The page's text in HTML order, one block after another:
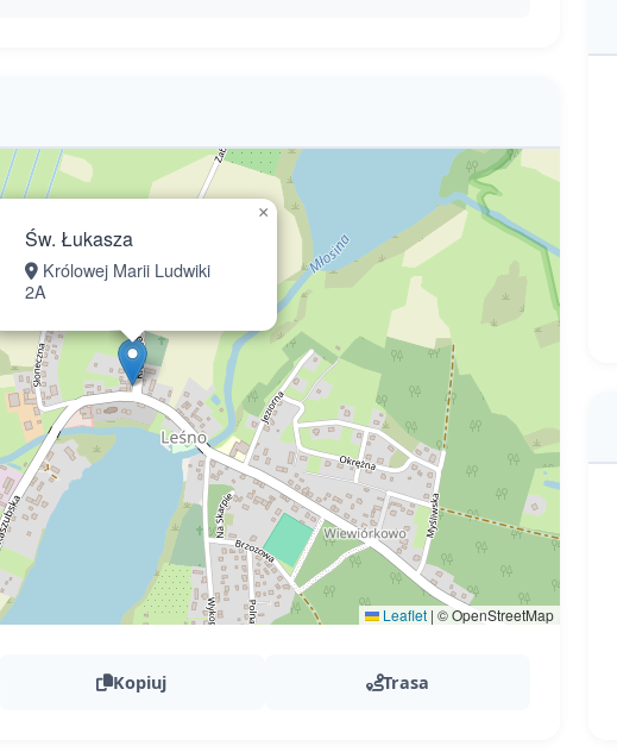
Św. Łukasza
Królowej Marii Ludwiki
2A
×
Leaflet | © OpenStreetMap
Kopiuj Trasa